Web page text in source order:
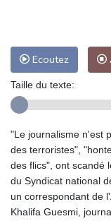
Ecoutez
Taille du texte:
"Le journalisme n'est
des terroristes",
des flics", ont scandé
du Syndicat national
un correspondant de
Khalifa Guesmi,